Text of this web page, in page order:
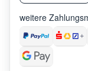
weitere